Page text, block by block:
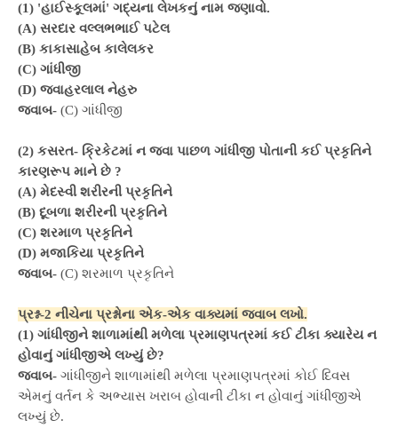
(1) 'હાઈસ્કૂલમાં' ગદ્યના લેખકનું નામ જણાવો.
(A) સરદાર વલ્લભભાઈ પટેલ
(B) કાકાસાહેબ કાલેલકર
(C) ગાંધીજી
(D) જવાહરલાલ નેહરુ
જવાબ- (C) ગાંધીજી
(2) કસરત- ક્રિકેટમાં ન જવા પાછળ ગાંધીજી પોતાની કઈ પ્રકૃતિને
કારણરૂપ માને છે ?
(A) મેદસ્વી શરીરની પ્રકૃતિને
(B) દૂબળા શરીરની પ્રકૃતિને
(C) શરમાળ પ્રકૃતિને
(D) મજાકિયા પ્રકૃતિને
જવાબ- (C) શરમાળ પ્રકૃતિને
પ્રશ્ન-2 નીચેના પ્રશ્નોના એક-એક વાક્યમાં જવાબ લખો.
(1) ગાંધીજીને શાળામાંથી મળેલા પ્રમાણપત્રમાં કઈ ટીકા ક્યારેય ન
હોવાનું ગાંધીજીએ લખ્યું છે?
જવાબ- ગાંધીજીને શાળામાંથી મળેલા પ્રમાણપત્રમાં કોઈ દિવસ
એમનું વર્તન કે અભ્યાસ ખરાબ હોવાની ટીકા ન હોવાનું ગાંધીજીએ
લખ્યું છે.